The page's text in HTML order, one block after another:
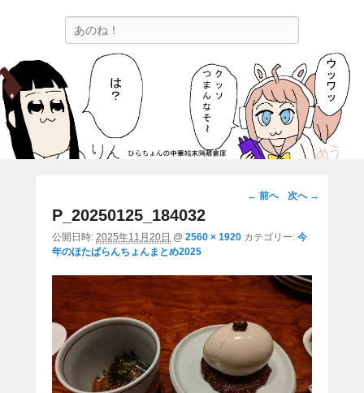
ひらちょんの中華端末隔離倉庫
ほたがページ上部にある検索バーを消してくれたサイトです。
画
シ
ョ
ン
← 前へ 次へ →
P_20250125_184032
公開日時: 2025年11月20日 @ 2560 × 1920 カテゴリー: 今
年のほたぱらんちょんまとめ2025